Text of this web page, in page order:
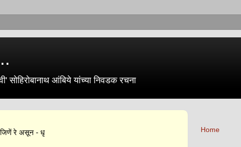
सोहिरोबानाथ आंबिये यांच्या निवडक रचना
जिणें रे असून - धृ Home